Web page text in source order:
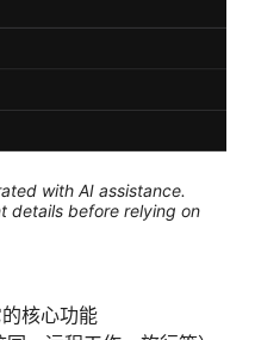
with AI assistance.
details before relying on
核心功能